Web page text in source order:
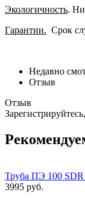
Экологичность.
Гарантии. Срок
Недавно
Отзыв
Отзыв
Труба ПЭ 100
3995 руб.